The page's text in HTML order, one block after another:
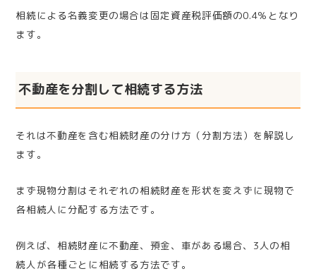
相続による名義変更の場合は固定資産税評価額の0.4％となり
ます。
不動産を分割して相続する方法
それは不動産を含む相続財産の分け方（分割方法）を解説し
ます。
まず現物分割はそれぞれの相続財産を形状を変えずに現物で
各相続人に分配する方法です。
例えば、相続財産に不動産、預金、車がある場合、3人の相
続人が各種ごとに相続する方法です。